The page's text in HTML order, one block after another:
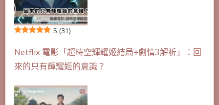
5 (31)
Netflix 電影「超時空輝耀姬結局+劇情3解析」：回
來的只有輝耀姬的意識？